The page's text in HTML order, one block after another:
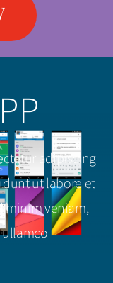
adipiscing
ut labore et
minim veniam,